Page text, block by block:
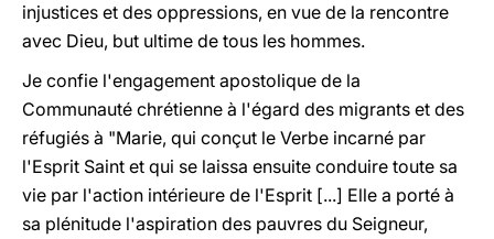
injustices et des oppressions, en vue de la rencontre
avec Dieu, but ultime de tous les hommes.
Je confie l'engagement apostolique de la
Communauté chrétienne à l'égard des migrants et des
réfugiés à "Marie, qui conçut le Verbe incarné par
l'Esprit Saint et qui se laissa ensuite conduire toute sa
vie par l'action intérieure de l'Esprit [...] Elle a porté à
sa plénitude l'aspiration des pauvres du Seigneur,